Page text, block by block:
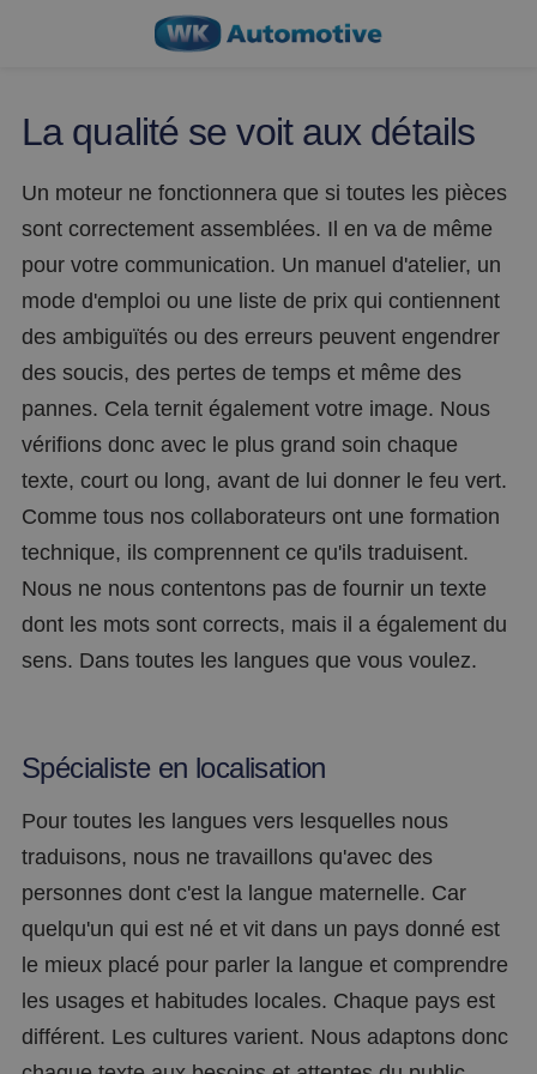
La qualité se voit aux détails
Un moteur ne fonctionnera que si toutes les pièces
sont correctement assemblées. Il en va de même
pour votre communication. Un manuel d'atelier, un
mode d'emploi ou une liste de prix qui contiennent
des ambiguïtés ou des erreurs peuvent engendrer
des soucis, des pertes de temps et même des
pannes. Cela ternit également votre image. Nous
vérifions donc avec le plus grand soin chaque
texte, court ou long, avant de lui donner le feu vert.
Comme tous nos collaborateurs ont une formation
technique, ils comprennent ce qu'ils traduisent.
Nous ne nous contentons pas de fournir un texte
dont les mots sont corrects, mais il a également du
sens. Dans toutes les langues que vous voulez.
Spécialiste en localisation
Pour toutes les langues vers lesquelles nous
traduisons, nous ne travaillons qu'avec des
personnes dont c'est la langue maternelle. Car
quelqu'un qui est né et vit dans un pays donné est
le mieux placé pour parler la langue et comprendre
les usages et habitudes locales. Chaque pays est
différent. Les cultures varient. Nous adaptons donc